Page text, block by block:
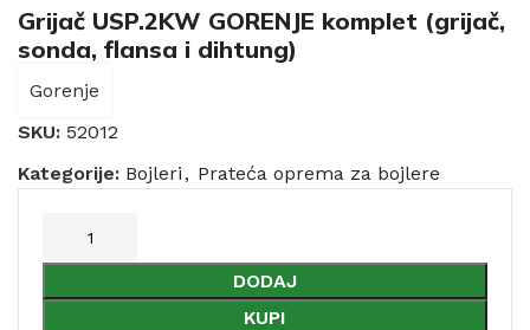
Grijač USP.2KW GORENJE komplet (grijač,
sonda, flansa i dihtung)
Gorenje
SKU: 52012
Kategorije: Bojleri , Prateća oprema za bojlere
DODAJ
KUPI